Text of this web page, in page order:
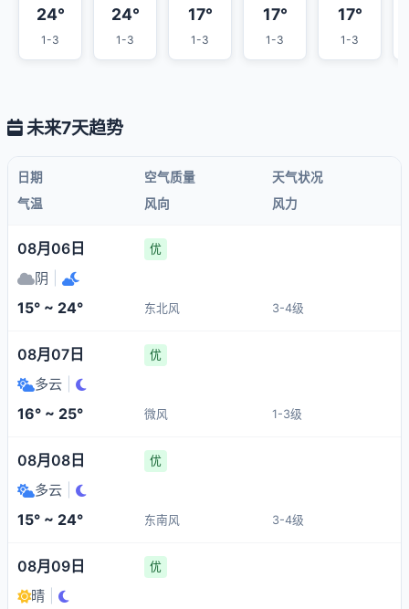
24°
1-3
24°
1-3
17°
1-3
17°
1-3
17°
1-3
未来7天趋势
日期 空气质量
天气状况
气温
风向 风力
08月06日 优
阴
15° ~ 24° 东北风 3-4级
08月07日 优
多云
16° ~ 25° 微风 1-3级
08月08日 优
多云
15° ~ 24° 东南风 3-4级
08月09日 优
晴